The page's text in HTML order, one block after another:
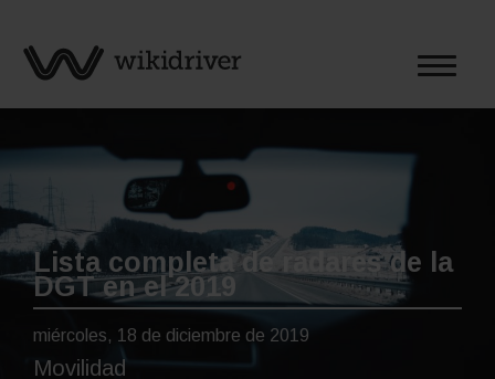
Lista completa de radares de la
DGT en el 2019
miércoles, 18 de diciembre de 2019
Movilidad